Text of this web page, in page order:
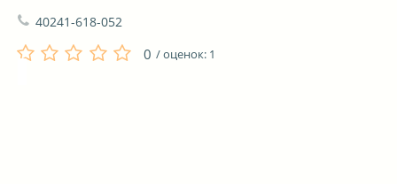
40241-618-052
0 / оценок: 1